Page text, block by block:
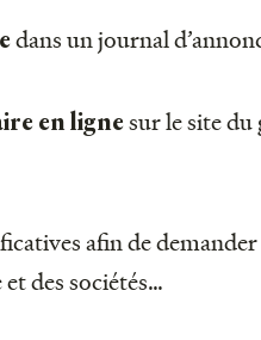
dans un journal
en lignesur le site du
afin de
des sociétés…